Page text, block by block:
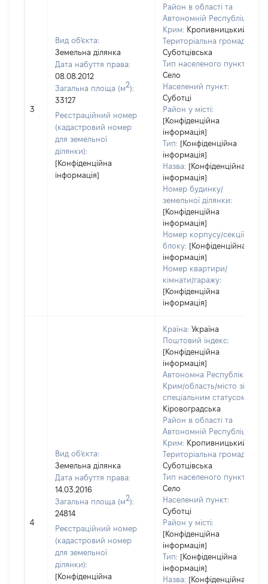
3
Вид об'єкта:
Земельна ділянка
Дата набуття права:
08.08.2012
Загальна площа (м2):
33127
Реєстраційний номер
(кадастровий номер
для земельної
ділянки):
[Конфіденційна
інформація]
Район в області та
Автономній Республіці
Крим: Кропивницький
Територіальна громада:
Суботцівська
Тип населеного пункту:
Село
Населений пункт:
Суботці
Район у місті:
[Конфіденційна
інформація]
Тип: [Конфіденційна
інформація]
Назва: [Конфіденційна
інформація]
Номер будинку/
земельної ділянки:
[Конфіденційна
інформація]
Номер корпусу/секції/
блоку: [Конфіденційна
інформація]
Номер квартири/
кімнати/гаражу:
[Конфіденційна
інформація]
4
Вид об'єкта:
Земельна ділянка
Дата набуття права:
14.03.2016
Загальна площа (м2):
24814
Реєстраційний номер
(кадастровий номер
для земельної
ділянки):
[Конфіденційна
Країна: Україна
Поштовий індекс:
[Конфіденційна
інформація]
Автономна Республіка
Крим/область/місто зі
спеціальним статусом:
Кіровоградська
Район в області та
Автономній Республіці
Крим: Кропивницький
Територіальна громада:
Суботцівська
Тип населеного пункту:
Село
Населений пункт:
Суботці
Район у місті:
[Конфіденційна
інформація]
Тип: [Конфіденційна
інформація]
Назва: [Конфіденційна